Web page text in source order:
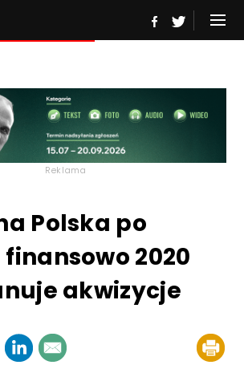
Reklama
Polska po
2020
akwizycje